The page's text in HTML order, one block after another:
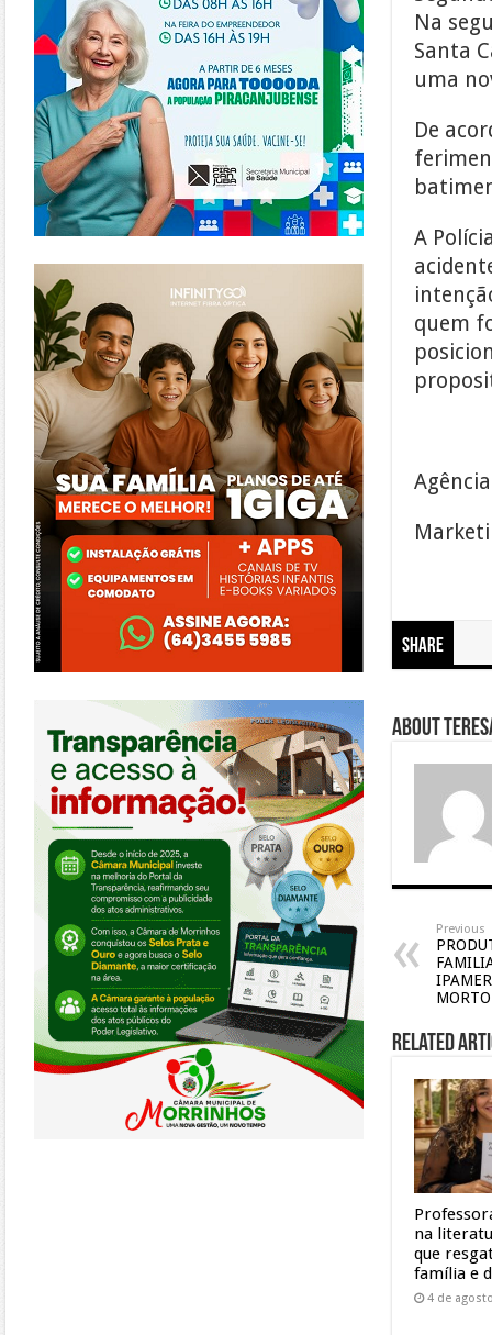
Na
Santa
uma
De
A
quem
Share
About
Previous
MORTO
Related
na
que
família e
4 de
https://www.infinitygo.com.br/
https://morrinhos.go.leg.br/